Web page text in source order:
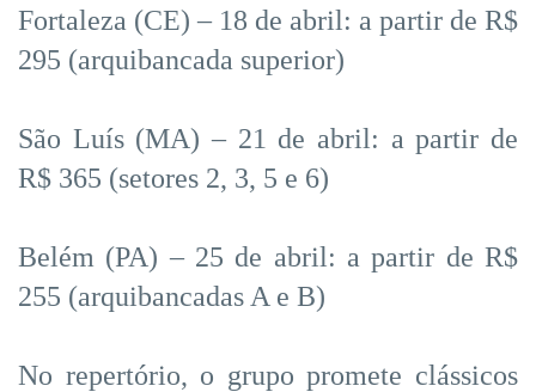
Fortaleza (CE) – 18 de abril: a partir de R$
295 (arquibancada superior)
São Luís (MA) – 21 de abril: a partir de
R$ 365 (setores 2, 3, 5 e 6)
Belém (PA) – 25 de abril: a partir de R$
255 (arquibancadas A e B)
No repertório, o grupo promete clássicos